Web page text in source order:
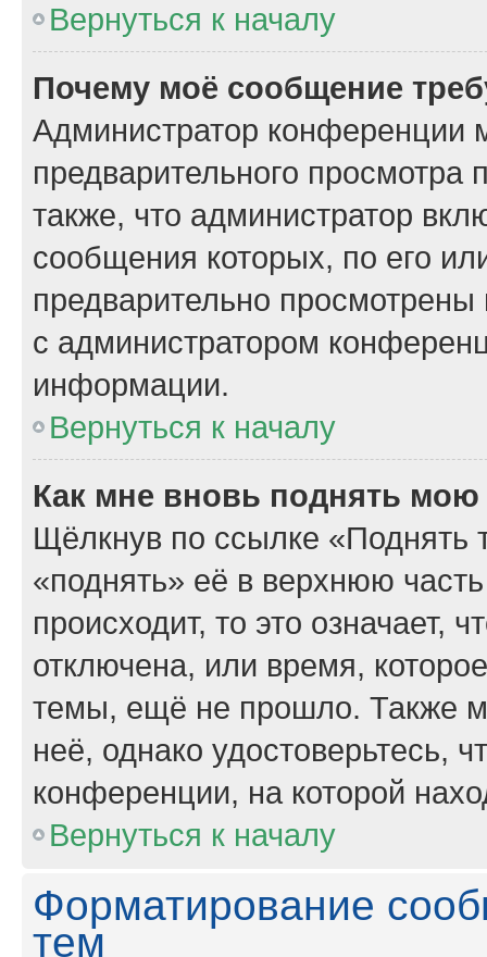
Вернуться к началу
Почему моё сообщение
Администратор конференции
предварительного
также, что администратор
сообщения которых, по его
предварительно
с администратором
информации.
Вернуться к началу
Как мне вновь поднять мою
Щёлкнув по ссылке «Поднять
«поднять» её в верхнюю
происходит, то это означает,
отключена, или время,
темы, ещё не прошло. Также
неё, однако удостоверьтесь,
конференции, на которой
Вернуться к началу
Форматирование
тем